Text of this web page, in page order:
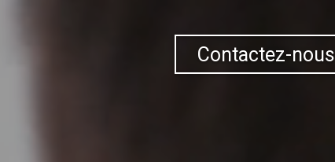
Contactez-nous